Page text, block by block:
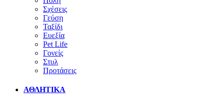
Σχέσεις
Γεύση
Ταξίδι
Ευεξία
Pet Life
Γονείς
Στυλ
Προτάσεις
ΑΘΛΗΤΙΚΑ